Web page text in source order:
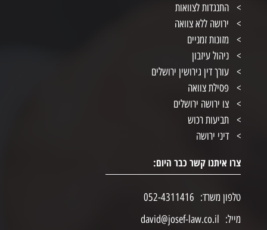
התנגדות לצוואות
ירושה ללא צוואה
מזונות זמניים
ניהול עיזבון
עורך דין גירושין ירושלים
פסילת צוואה
צו ירושה ירושלים
תביעות רכוש
דיני ירושה
צרו איתנו קשר כבר היום:
טלפון משרד: 052-4311416
מייל: david@josef-law.co.il